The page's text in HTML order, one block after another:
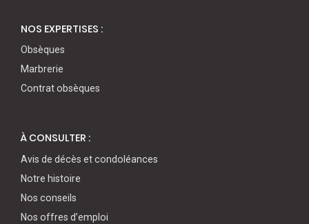
NOS EXPERTISES :
Obsèques
Marbrerie
Contrat obsèques
À CONSULTER :
Avis de décès et condoléances
Notre histoire
Nos conseils
Nos offres d’emploi